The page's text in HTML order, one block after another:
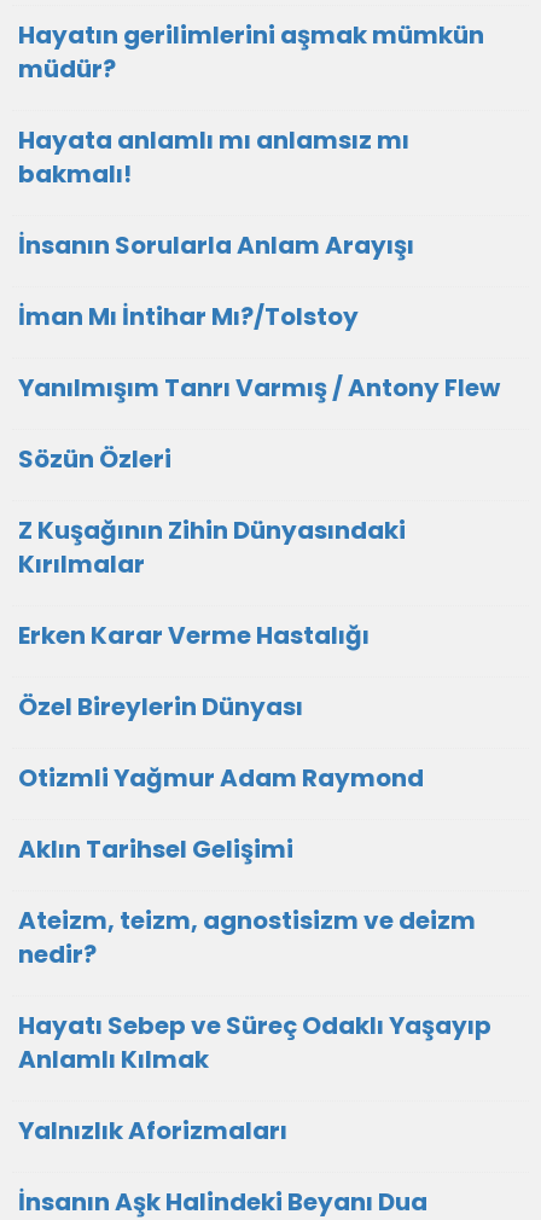
Hayatın gerilimlerini aşmak mümkün
müdür?
Hayata anlamlı mı anlamsız mı
bakmalı!
İnsanın Sorularla Anlam Arayışı
İman Mı İntihar Mı?/Tolstoy
Yanılmışım Tanrı Varmış / Antony Flew
Sözün Özleri
Z Kuşağının Zihin Dünyasındaki
Kırılmalar
Erken Karar Verme Hastalığı
Özel Bireylerin Dünyası
Otizmli Yağmur Adam Raymond
Aklın Tarihsel Gelişimi
Ateizm, teizm, agnostisizm ve deizm
nedir?
Hayatı Sebep ve Süreç Odaklı Yaşayıp
Anlamlı Kılmak
Yalnızlık Aforizmaları
İnsanın Aşk Halindeki Beyanı Dua